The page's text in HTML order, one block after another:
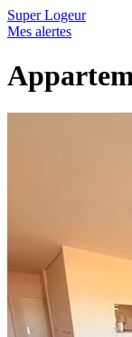
Super Logeur
Mes alertes